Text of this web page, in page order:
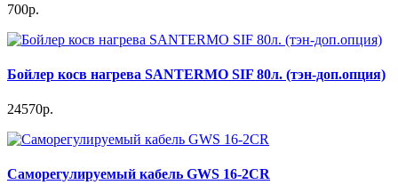
700р.
Бойлер косв нагрева SANTERMO SIF 80л. (тэн-доп.опция)
24570р.
Саморегулируемый кабель GWS 16-2CR